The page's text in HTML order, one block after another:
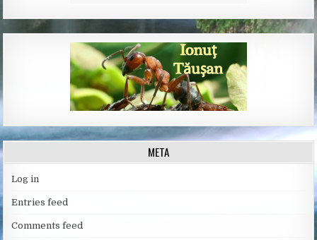
META
Log in
Entries feed
Comments feed